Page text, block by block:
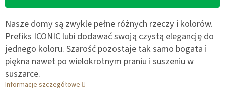
Nasze domy są zwykle pełne różnych rzeczy i kolorów.
Prefiks ICONIC lubi dodawać swoją czystą elegancję do
jednego koloru. Szarość pozostaje tak samo bogata i
piękna nawet po wielokrotnym praniu i suszeniu w
suszarce.
Informacje szczegółowe